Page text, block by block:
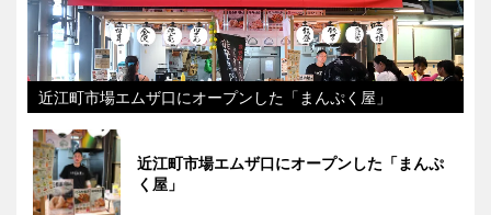
近江町市場エムザ口にオープンした「まんぷく屋」
近江町市場エムザ口にオープンした「まんぷ
く屋」